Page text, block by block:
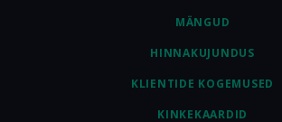
MÄNGUD
HINNAKUJUNDUS
KLIENTIDE KOGEMUSED
KINKEKAARDID